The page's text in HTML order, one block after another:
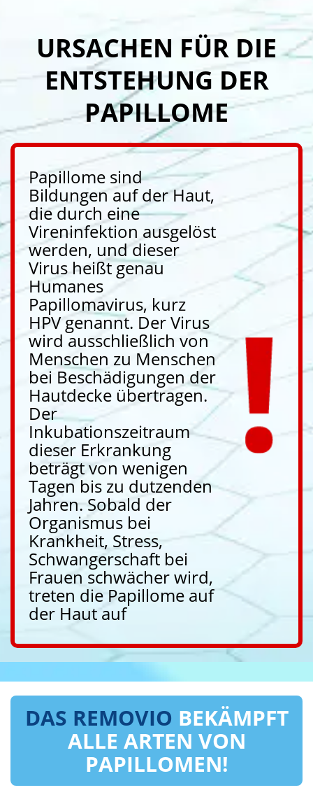
URSACHEN FÜR DIE
ENTSTEHUNG DER
PAPILLOME
Papillome sind
Bildungen auf der Haut,
die durch eine
Vireninfektion ausgelöst
werden, und dieser
Virus heißt genau
Humanes
Papillomavirus, kurz
HPV genannt. Der Virus
wird ausschließlich von
Menschen zu Menschen
bei Beschädigungen der
Hautdecke übertragen.
Der
Inkubationszeitraum
dieser Erkrankung
beträgt von wenigen
Tagen bis zu dutzenden
Jahren. Sobald der
Organismus bei
Krankheit, Stress,
Schwangerschaft bei
Frauen schwächer wird,
treten die Papillome auf
der Haut auf
DAS REMOVIO BEKÄMPFT
ALLE ARTEN VON
PAPILLOMEN!